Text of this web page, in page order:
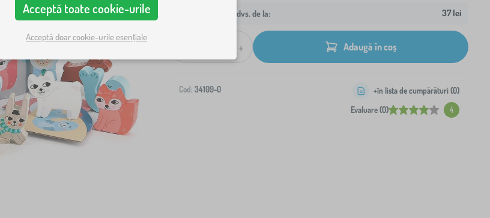
Livrare la adresa dvs. de la: 37 lei
+ Adaugă în coș
Cod: 34109-0
Evaluare (0) 4
+în lista de cumpărături (0)
Acceptă toate cookie-urile
Acceptă doar cookie-urile esențiale